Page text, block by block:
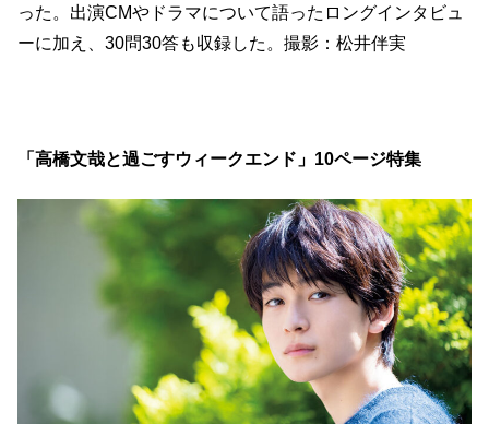
った。出演CMやドラマについて語ったロングインタビュ
ーに加え、30問30答も収録した。撮影：松井伴実
「高橋文哉と過ごすウィークエンド」10ページ特集